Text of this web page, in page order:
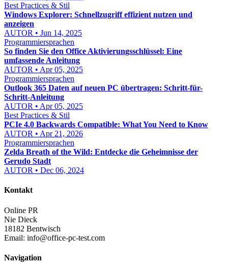
Best Practices & Stil
Windows Explorer: Schnellzugriff effizient nutzen und
anzeigen
AUTOR • Jun 14, 2025
Programmiersprachen
So finden Sie den Office Aktivierungsschlüssel: Eine
umfassende Anleitung
AUTOR • Apr 05, 2025
Programmiersprachen
Outlook 365 Daten auf neuen PC übertragen: Schritt-für-
Schritt-Anleitung
AUTOR • Apr 05, 2025
Best Practices & Stil
PCIe 4.0 Backwards Compatible: What You Need to Know
AUTOR • Apr 21, 2026
Programmiersprachen
Zelda Breath of the Wild: Entdecke die Geheimnisse der
Gerudo Stadt
AUTOR • Dec 06, 2024
Kontakt
Online PR
Nie Dieck
18182 Bentwisch
Email: info@office-pc-test.com
Navigation